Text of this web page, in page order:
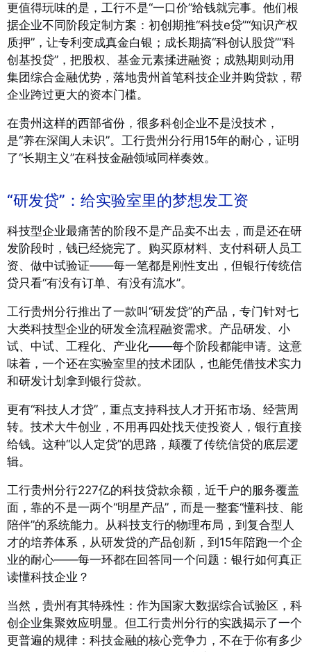
更值得玩味的是，工行不是“一口价”给钱就完事。他们根
据企业不同阶段定制方案：初创期推“科技e贷”“知识产权
质押”，让专利变成真金白银；成长期搞“科创认股贷”“科
创基投贷”，把股权、基金元素揉进融资；成熟期则动用
集团综合金融优势，落地贵州首笔科技企业并购贷款，帮
企业跨过更大的资本门槛。
在贵州这样的西部省份，很多科创企业不是没技术，
是“养在深闺人未识”。工行贵州分行用15年的耐心，证明
了“长期主义”在科技金融领域同样奏效。
“研发贷”：给实验室里的梦想发工资
科技型企业最痛苦的阶段不是产品卖不出去，而是还在研
发阶段时，钱已经烧完了。购买原材料、支付科研人员工
资、做中试验证——每一笔都是刚性支出，但银行传统信
贷只看“有没有订单、有没有流水”。
工行贵州分行推出了一款叫“研发贷”的产品，专门针对七
大类科技型企业的研发全流程融资需求。产品研发、小
试、中试、工程化、产业化——每个阶段都能申请。这意
味着，一个还在实验室里的技术团队，也能凭借技术实力
和研发计划拿到银行贷款。
更有“科技人才贷”，重点支持科技人才开拓市场、经营周
转。技术大牛创业，不用再四处找天使投资人，银行直接
给钱。这种“以人定贷”的思路，颠覆了传统信贷的底层逻
辑。
工行贵州分行227亿的科技贷款余额，近千户的服务覆盖
面，靠的不是一两个“明星产品”，而是一整套“懂科技、能
陪伴”的系统能力。从科技支行的物理布局，到复合型人
才的培养体系，从研发贷的产品创新，到15年陪跑一个企
业的耐心——每一环都在回答同一个问题：银行如何真正
读懂科技企业？
当然，贵州有其特殊性：作为国家大数据综合试验区，科
创企业集聚效应明显。但工行贵州分行的实践揭示了一个
更普遍的规律：科技金融的核心竞争力，不在于你有多少